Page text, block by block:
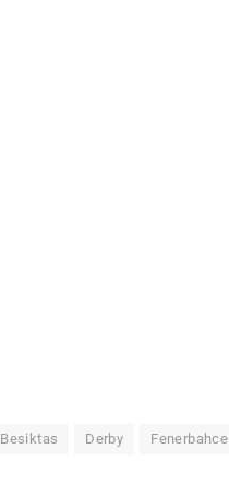
Besiktas Derby Fenerbahce